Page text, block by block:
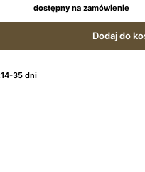
dostępny na zamówienie
Dodaj do
14-35 dni